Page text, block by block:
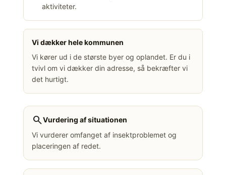
aktiviteter.
Vi dækker hele kommunen
Vi kører ud i de største byer og oplandet. Er du i
tvivl om vi dækker din adresse, så bekræfter vi
det hurtigt.
searchVurdering af situationen
Vi vurderer omfanget af insektproblemet og
placeringen af redet.